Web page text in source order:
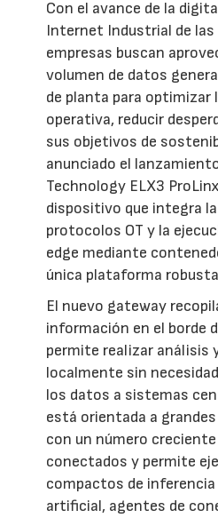
Con el avance de la
Internet Industrial de las
empresas buscan
volumen de datos
de planta para optimizar
operativa, reducir
sus objetivos de
anunciado el
Technology ELX3
dispositivo que integra
protocolos OT y la
edge mediante
única plataforma
El nuevo gateway
información en el borde
permite realizar análisis
localmente sin
los datos a sistemas
está orientada a
con un número
conectados y permite
compactos de
artificial, agentes de